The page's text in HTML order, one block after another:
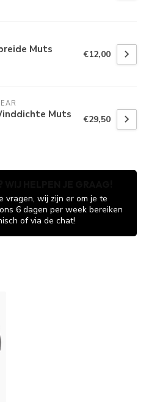
Muts €12,00
Muts €29,50
vragen, wij zijn er om je te
6 dagen per week bereiken
of via de chat!